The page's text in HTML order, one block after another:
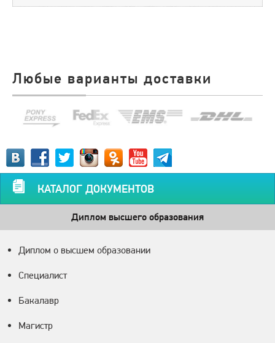
Любые варианты доставки
КАТАЛОГ ДОКУМЕНТОВ
Диплом высшего образования
Диплом о высшем образовании
Специалист
Бакалавр
Магистр